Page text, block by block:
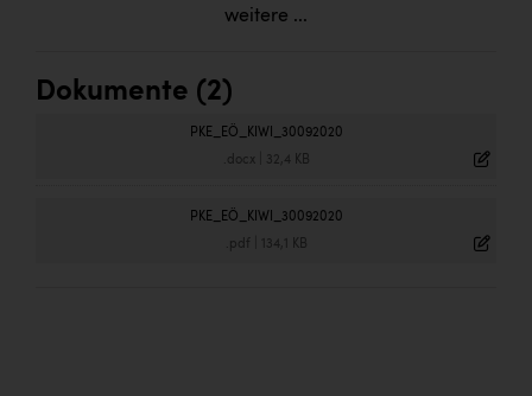
weitere ...
Dokumente (2)
PKE_EÖ_KIWI_30092020
.docx| 32,4 KB
PKE_EÖ_KIWI_30092020
.pdf 134,1 KB